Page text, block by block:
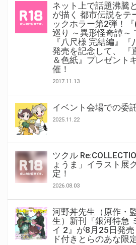
ネット上で話題沸騰
が描く 都市伝説をテ
ックホラー第2弾！
巡り ～異形怪奇譚～
『八尺様 完結編』
発売を記念して、 『
＆色紙』プレゼント
催！
2017.11.13
イベント会場での委
2025.11.22
ツクル
ょうま」イラスト展
定！
2026.08.03
河野丼先生（原作・
生）新刊『銀河特急
イ 2』が8月25日発
ド付きとらのあな限